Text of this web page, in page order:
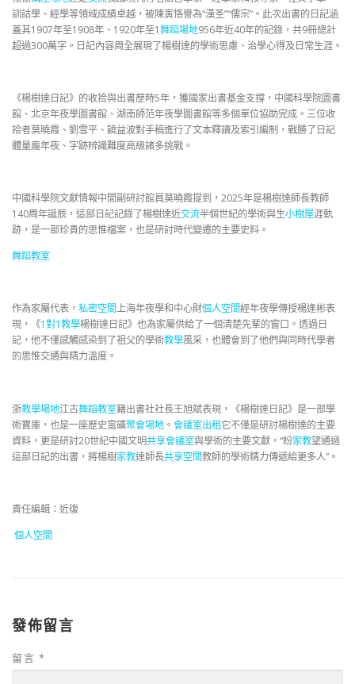
訓詁學、經學等領域成績卓越，被陳寅恪譽為“漢圣”“儒宗”。此次出書的日記涵
蓋其1907年至1908年、1920年至1舞蹈場地956年近40年的記錄，共9冊總計
超過300萬字。日記內容周全展現了楊樹達的學術思慮、治學心得及日常生涯。
《楊樹達日記》的收拾與出書歷時5年，獲國家出書基金支撐，中國科學院圖書
館、北京年夜學圖書館、湖南師范年夜學圖書館等多個單位協助完成。三位收
拾者莫曉霞、劉雪平、饒益波對手稿進行了文本釋讀及索引編制，戰勝了日記
體量龐年夜、字跡辨識難度高級諸多挑戰。
中國科學院文獻情報中間副研討館員莫曉霞提到，2025年是楊樹達師長教師
140周年誕辰，這部日記記錄了楊樹達近交流半個世紀的學術與生小樹屋涯軌
跡，是一部珍貴的思惟檔案，也是研討時代變遷的主要史料。
舞蹈教室
作為家屬代表， 私密空間上海年夜學和中心財個人空間經年夜學傳授楊逢彬表
現，《1對1教學楊樹達日記》也為家屬供給了一個清楚先輩的窗口。透過日
記，他不僅感觸感染到了祖父的學術教學風采，也體會到了他們與同時代學者
的思惟交通與精力溫度。
浙教學場地江古舞蹈教室籍出書社社長王旭斌表現，《楊樹達日記》是一部學
術寶庫，也是一座歷史富礦聚會場地 。 會議室出租它不僅是研討楊樹達的主要
資料，更是研討20世紀中國文明共享會議室與學術的主要文獻，“盼家教望通過
這部日記的出書，將楊樹家教達師長共享空間教師的學術精力傳遞給更多人”。
責任編輯：近復
個人空間
發佈留言
留言 *